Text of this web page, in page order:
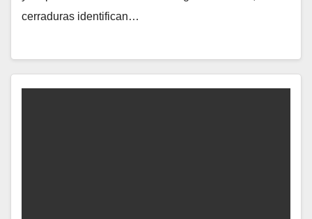
cerraduras identifican…